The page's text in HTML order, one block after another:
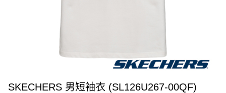
SKECHERS 男短袖衣 (SL126U267-00QF)